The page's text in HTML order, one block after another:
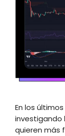
En los
investigando
quieren más